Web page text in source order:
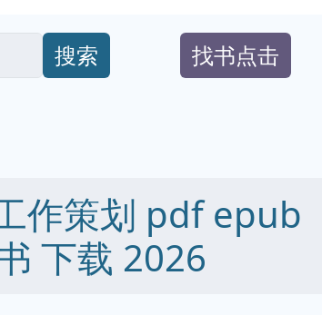
搜索 找书点击
作策划 pdf epub
下载 2026